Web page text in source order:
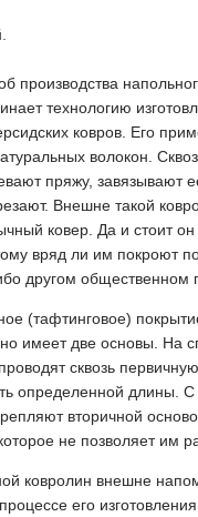
производства
технологию
ковров. Его
волокон.
пряжу, завязывают
Внешне такой
ковер. Да и стоит
вряд ли им покроют
другом общественном
(тафтинговое)
имеет две основы. На
сквозь
определенной длины. С
вторичной
не позволяет им
ковролин внешне
его